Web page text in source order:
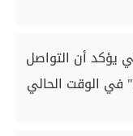
يؤكد أن التواصل
الوقت الحالي